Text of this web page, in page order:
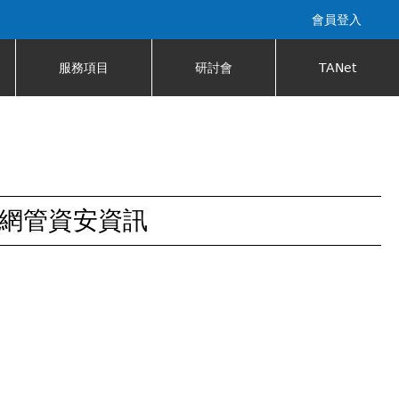
會員登入
服務項目 研討會 TANet
管資安資訊